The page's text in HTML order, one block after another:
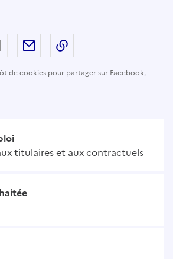
de cookies pour partager sur Facebook,
sur X (anciennement Twitter) -
Partager sur LinkedIn
Partager par email
titulaires et aux contractuels